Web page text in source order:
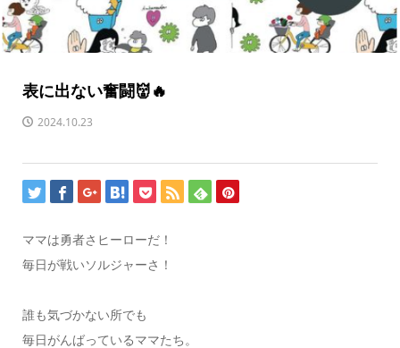
表に出ない奮闘👹🔥
2024.10.23
ママは勇者さヒーローだ！
毎日が戦いソルジャーさ！
誰も気づかない所でも
毎日がんばっているママたち。